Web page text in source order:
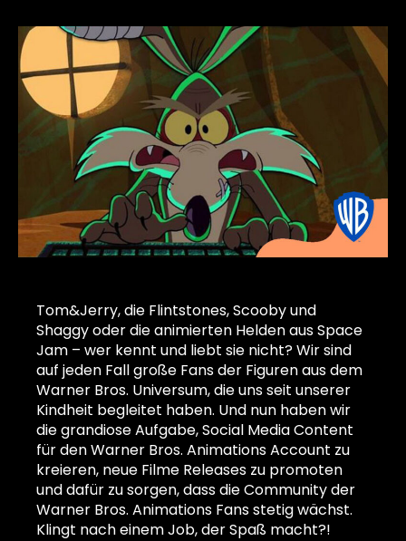
Tom&Jerry, die Flintstones, Scooby und
Shaggy oder die animierten Helden aus Space
Jam – wer kennt und liebt sie nicht? Wir sind
auf jeden Fall große Fans der Figuren aus dem
Warner Bros. Universum, die uns seit unserer
Kindheit begleitet haben. Und nun haben wir
die grandiose Aufgabe, Social Media Content
für den Warner Bros. Animations Account zu
kreieren, neue Filme Releases zu promoten
und dafür zu sorgen, dass die Community der
Warner Bros. Animations Fans stetig wächst.
Klingt nach einem Job, der Spaß macht?!